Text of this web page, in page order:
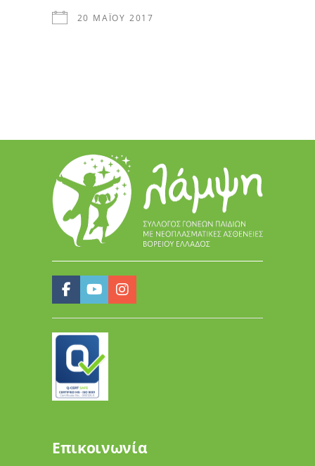
20 ΜΑΪ́ΟΥ 2017
Επικοινωνία